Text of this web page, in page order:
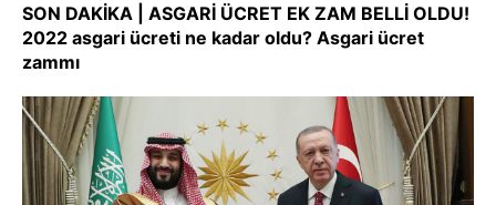
SON DAKİKA | ASGARİ ÜCRET EK ZAM BELLİ OLDU!
2022 asgari ücreti ne kadar oldu? Asgari ücret
zammı